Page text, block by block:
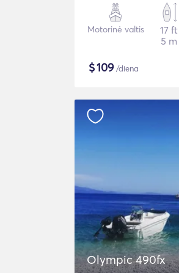
Motorinė valtis
17 ft
5 m
$109/diena
Olympic 490fx